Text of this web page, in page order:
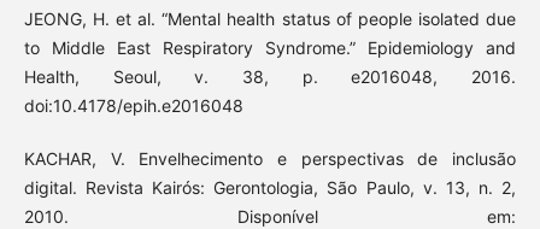
JEONG, H. et al. “Mental health status of people isolated due
to Middle East Respiratory Syndrome.” Epidemiology and
Health, Seoul, v. 38, p. e2016048, 2016.
doi:10.4178/epih.e2016048
KACHAR, V. Envelhecimento e perspectivas de inclusão
digital. Revista Kairós: Gerontologia, São Paulo, v. 13, n. 2,
2010. Disponível em: